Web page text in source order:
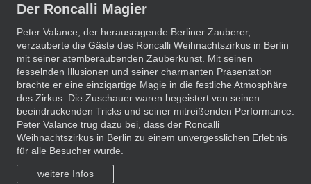
Der Roncalli Magier
Peter Valance, der herausragende Berliner Zauberer,
verzauberte die Gäste des Roncalli Weihnachtszirkus in Berlin
mit seiner atemberaubenden Zauberkunst. Mit seinen
fesselnden Illusionen und seiner charmanten Präsentation
brachte er eine einzigartige Magie in die festliche Atmosphäre
des Zirkus. Die Zuschauer waren begeistert von seinen
beeindruckenden Tricks und seiner mitreißenden Performance.
Peter Valance trug dazu bei, dass der Roncalli
Weihnachtszirkus in Berlin zu einem unvergesslichen Erlebnis
für alle Besucher wurde.
weitere Infos